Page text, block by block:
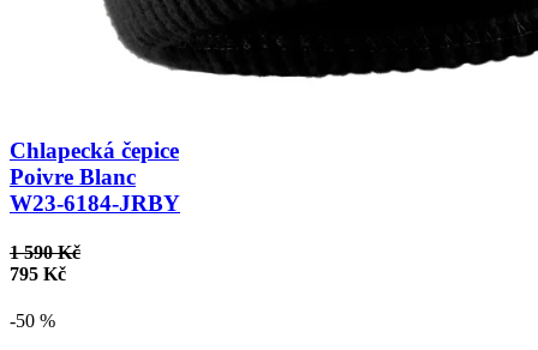
Chlapecká čepice
Poivre Blanc
W23-6184-JRBY
1 590 Kč
795 Kč
-50 %